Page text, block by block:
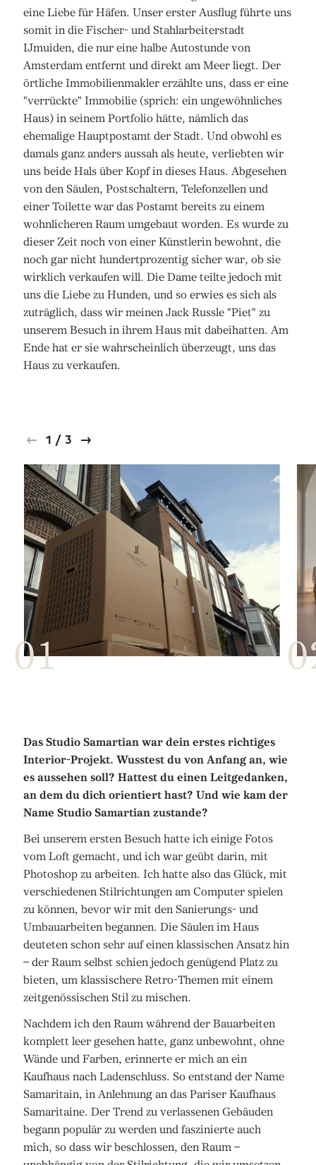
eine Liebe für Häfen. Unser erster Ausflug führte uns
somit in die Fischer- und Stahlarbeiterstadt
IJmuiden, die nur eine halbe Autostunde von
Amsterdam entfernt und direkt am Meer liegt. Der
örtliche Immobilienmakler erzählte uns, dass er eine
"verrückte" Immobilie (sprich: ein ungewöhnliches
Haus) in seinem Portfolio hätte, nämlich das
ehemalige Hauptpostamt der Stadt. Und obwohl es
damals ganz anders aussah als heute, verliebten wir
uns beide Hals über Kopf in dieses Haus. Abgesehen
von den Säulen, Postschaltern, Telefonzellen und
einer Toilette war das Postamt bereits zu einem
wohnlicheren Raum umgebaut worden. Es wurde zu
dieser Zeit noch von einer Künstlerin bewohnt, die
noch gar nicht hundertprozentig sicher war, ob sie
wirklich verkaufen will. Die Dame teilte jedoch mit
uns die Liebe zu Hunden, und so erwies es sich als
zuträglich, dass wir meinen Jack Russle "Piet" zu
unserem Besuch in ihrem Haus mit dabeihatten. Am
Ende hat er sie wahrscheinlich überzeugt, uns das
Haus zu verkaufen.
1 / 3
Das Studio Samartian war dein erstes richtiges
Interior-Projekt. Wusstest du von Anfang an, wie
es aussehen soll? Hattest du einen Leitgedanken,
an dem du dich orientiert hast? Und wie kam der
Name Studio Samartian zustande?
Bei unserem ersten Besuch hatte ich einige Fotos
vom Loft gemacht, und ich war geübt darin, mit
Photoshop zu arbeiten. Ich hatte also das Glück, mit
verschiedenen Stilrichtungen am Computer spielen
zu können, bevor wir mit den Sanierungs- und
Umbauarbeiten begannen. Die Säulen im Haus
deuteten schon sehr auf einen klassischen Ansatz hin
– der Raum selbst schien jedoch genügend Platz zu
bieten, um klassischere Retro-Themen mit einem
zeitgenössischen Stil zu mischen.
Nachdem ich den Raum während der Bauarbeiten
komplett leer gesehen hatte, ganz unbewohnt, ohne
Wände und Farben, erinnerte er mich an ein
Kaufhaus nach Ladenschluss. So entstand der Name
Samaritain, in Anlehnung an das Pariser Kaufhaus
Samaritaine. Der Trend zu verlassenen Gebäuden
begann populär zu werden und faszinierte auch
mich, so dass wir beschlossen, den Raum –